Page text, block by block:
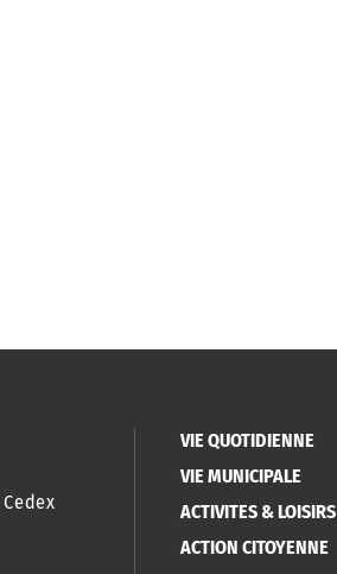
VIE QUOTIDIENNE
VIE MUNICIPALE
ACTIVITES & LOISIRS
ACTION CITOYENNE